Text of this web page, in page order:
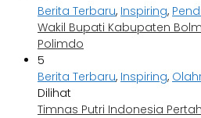
Berita Terbaru, Inspiring,
Wakil Bupati Kabupaten
Polimdo
5
Berita Terbaru, Inspiring,
Dilihat
Timnas Putri Indonesia